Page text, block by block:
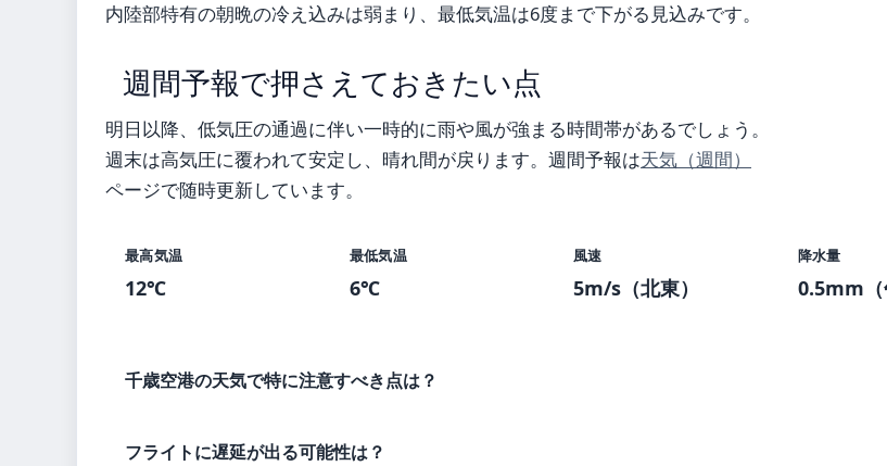
内陸部特有の朝晩の冷え込みは弱まり、最低気温は6度まで下がる見込みです。
週間予報で押さえておきたい点
明日以降、低気圧の通過に伴い一時的に雨や風が強まる時間帯があるでしょう。
週末は高気圧に覆われて安定し、晴れ間が戻ります。週間予報は天気（週間）
ページで随時更新しています。
最高気温
12℃
最低気温
6℃
風速
5m/s（北東）
降水量
0.5mm（
千歳空港の天気で特に注意すべき点は？
フライトに遅延が出る可能性は？